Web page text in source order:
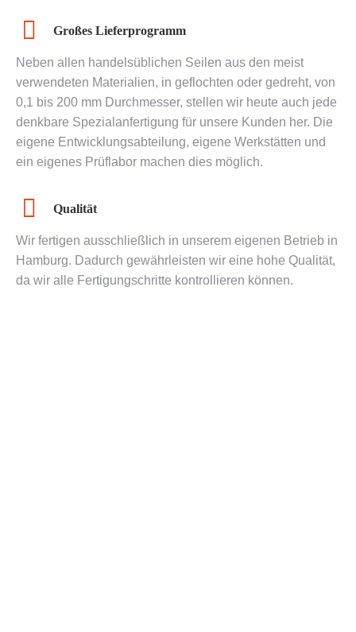
Großes Lieferprogramm
Neben allen handelsüblichen Seilen aus den meist
verwendeten Materialien, in geflochten oder gedreht, von
0,1 bis 200 mm Durchmesser, stellen wir heute auch jede
denkbare Spezialanfertigung für unsere Kunden her. Die
eigene Entwicklungsabteilung, eigene Werkstätten und
ein eigenes Prüflabor machen dies möglich.
Qualität
Wir fertigen ausschließlich in unserem eigenen Betrieb in
Hamburg. Dadurch gewährleisten wir eine hohe Qualität,
da wir alle Fertigungschritte kontrollieren können.